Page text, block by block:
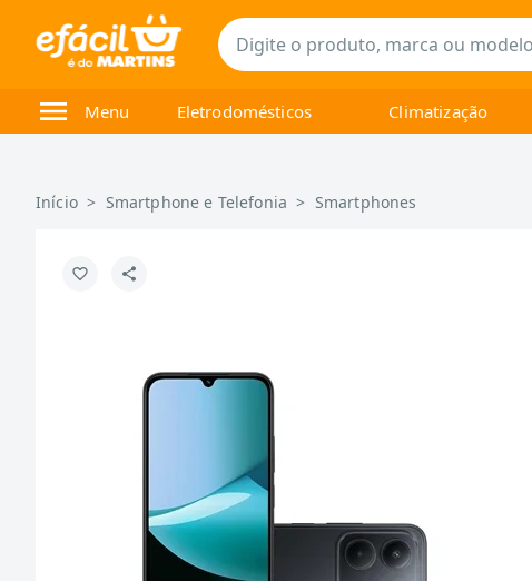
Menu Eletrodomésticos Climatização
Início > Smartphone e Telefonia > Smartphones